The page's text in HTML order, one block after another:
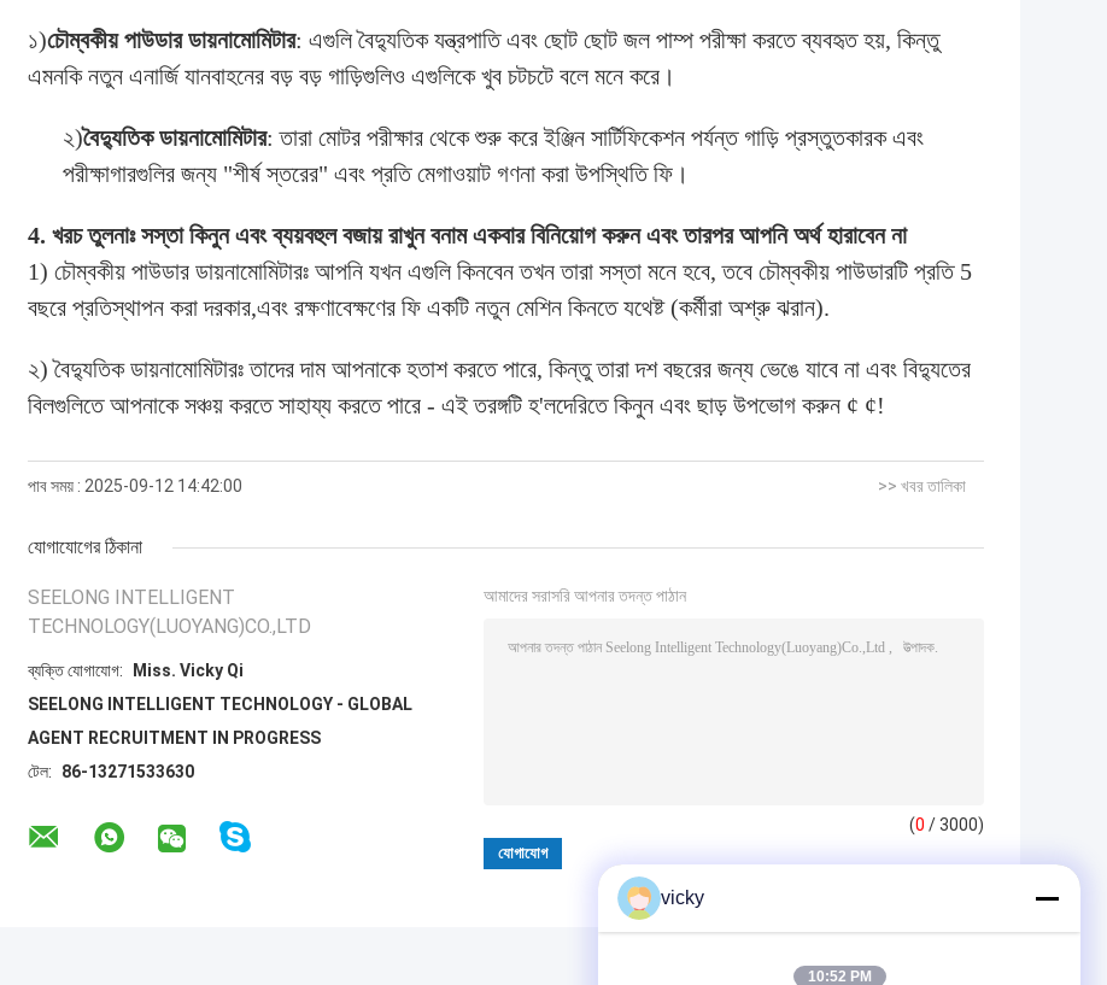
১)চৌম্বকীয় পাউডার ডায়নামোমিটার: এগুলি বৈদ্যুতিক যন্ত্রপাতি এবং ছোট ছোট জল পাম্প পরীক্ষা করতে ব্যবহৃত হয়, কিন্তু
এমনকি নতুন এনার্জি যানবাহনের বড় বড় গাড়িগুলিও এগুলিকে খুব চটচটে বলে মনে করে।
২)বৈদ্যুতিক ডায়নামোমিটার: তারা মোটর পরীক্ষার থেকে শুরু করে ইঞ্জিন সার্টিফিকেশন পর্যন্ত গাড়ি প্রস্তুতকারক এবং
পরীক্ষাগারগুলির জন্য "শীর্ষ স্তরের" এবং প্রতি মেগাওয়াট গণনা করা উপস্থিতি ফি।
4. খরচ তুলনাঃ সস্তা কিনুন এবং ব্যয়বহুল বজায় রাখুন বনাম একবার বিনিয়োগ করুন এবং তারপর আপনি অর্থ হারাবেন না
1) চৌম্বকীয় পাউডার ডায়নামোমিটারঃ আপনি যখন এগুলি কিনবেন তখন তারা সস্তা মনে হবে, তবে চৌম্বকীয় পাউডারটি প্রতি 5
বছরে প্রতিস্থাপন করা দরকার,এবং রক্ষণাবেক্ষণের ফি একটি নতুন মেশিন কিনতে যথেষ্ট (কর্মীরা অশ্রু ঝরান).
২) বৈদ্যুতিক ডায়নামোমিটারঃ তাদের দাম আপনাকে হতাশ করতে পারে, কিন্তু তারা দশ বছরের জন্য ভেঙে যাবে না এবং বিদ্যুতের
বিলগুলিতে আপনাকে সঞ্চয় করতে সাহায্য করতে পারে - এই তরঙ্গটি হ'লদেরিতে কিনুন এবং ছাড় উপভোগ করুন ¢ ¢!
পাব সময় : 2025-09-12 14:42:00 >> খবর তালিকা
যোগাযোগের ঠিকানা
SEELONG INTELLIGENT
TECHNOLOGY(LUOYANG)CO.,LTD
ব্যক্তি যোগাযোগ:
Miss. Vicky Qi
SEELONG INTELLIGENT TECHNOLOGY - GLOBAL
AGENT RECRUITMENT IN PROGRESS
টেল:
86-13271533630
আমাদের সরাসরি আপনার তদন্ত পাঠান
(0 / 3000)
vicky
10:52 PM